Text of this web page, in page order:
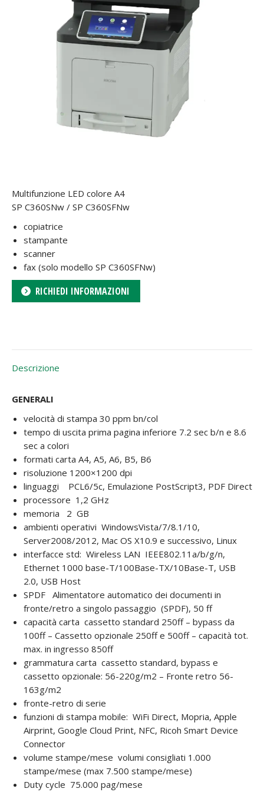
Multifunzione LED colore A4
SP C360SNw / SP C360SFNw
copiatrice
stampante
scanner
fax (solo modello SP C360SFNw)
RICHIEDI INFORMAZIONI
Descrizione
GENERALI
velocità di stampa 30 ppm bn/col
tempo di uscita prima pagina inferiore 7.2 sec b/n e 8.6
sec a colori
formati carta A4, A5, A6, B5, B6
risoluzione 1200×1200 dpi
linguaggi PCL6/5c, Emulazione PostScript3, PDF Direct
processore 1,2 GHz
memoria 2 GB
ambienti operativi WindowsVista/7/8.1/10,
Server2008/2012, Mac OS X10.9 e successivo, Linux
interfacce std: Wireless LAN IEEE802.11a/b/g/n,
Ethernet 1000 base-T/100Base-TX/10Base-T, USB
2.0, USB Host
SPDF Alimentatore automatico dei documenti in
fronte/retro a singolo passaggio (SPDF), 50 ff
capacità carta cassetto standard 250ff – bypass da
100ff – Cassetto opzionale 250ff e 500ff – capacità tot.
max. in ingresso 850ff
grammatura carta cassetto standard, bypass e
cassetto opzionale: 56-220g/m2 – Fronte retro 56-
163g/m2
fronte-retro di serie
funzioni di stampa mobile: WiFi Direct, Mopria, Apple
Airprint, Google Cloud Print, NFC, Ricoh Smart Device
Connector
volume stampe/mese volumi consigliati 1.000
stampe/mese (max 7.500 stampe/mese)
Duty cycle 75.000 pag/mese